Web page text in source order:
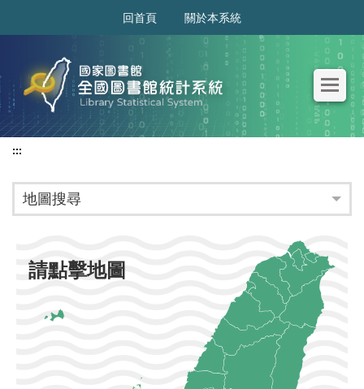
回首頁 關於本系統
:::
地圖搜尋
請點擊地圖